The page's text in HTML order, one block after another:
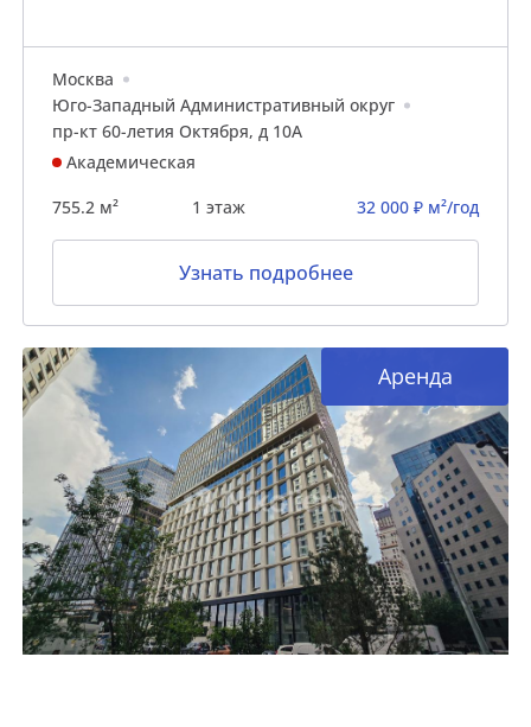
Москва
Юго-Западный Административный округ
пр-кт 60-летия Октября, д 10А
Академическая
755.2 м²
1 этаж 32 000 ₽ м²/год
Узнать подробнее
Аренда